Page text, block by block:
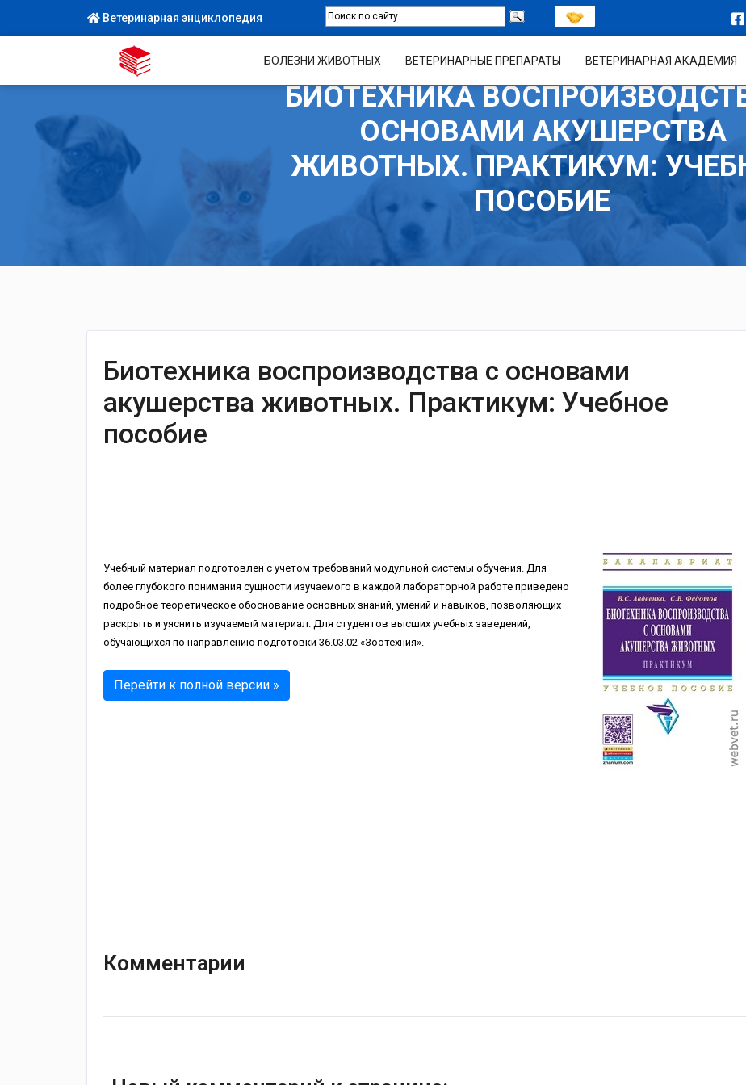
Ветеринарная энциклопедия
БОЛЕЗНИ ЖИВОТНЫХ ВЕТЕРИНАРНЫЕ ПРЕПАРАТЫ ВЕТЕРИНАРНАЯ АКАДЕМИЯ
БИОТЕХНИКА
ОСНОВАМИ АКУШЕРСТВА
ЖИВОТНЫХ. ПРАКТИКУМ:
ПОСОБИЕ
Биотехника воспроизводства с основами
акушерства животных. Практикум: Учебное
пособие
Учебный материал подготовлен с учетом требований модульной системы обучения. Для
более глубокого понимания сущности изучаемого в каждой лабораторной работе приведено
подробное теоретическое обоснование основных знаний, умений и навыков, позволяющих
раскрыть и уяснить изучаемый материал. Для студентов высших учебных заведений,
обучающихся по направлению подготовки 36.03.02 «Зоотехния».
Перейти к полной версии »
Комментарии